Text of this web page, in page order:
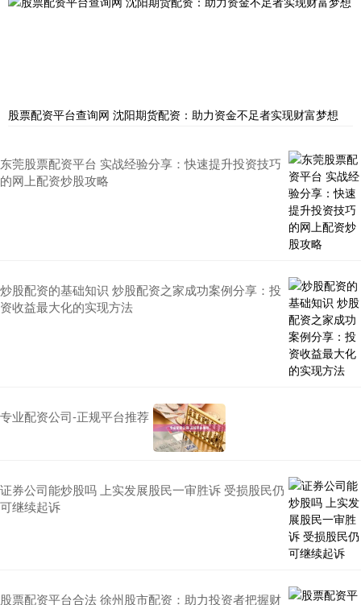
股票配资平台查询网 沈阳期货配资：助力资金不足者实现财富梦想
东莞股票配资平台 实战经验分享：快速提升投资技巧
的网上配资炒股攻略
炒股配资的基础知识 炒股配资之家成功案例分享：投
资收益最大化的实现方法
专业配资公司-正规平台推荐
证券公司能炒股吗 上实发展股民一审胜诉 受损股民仍
可继续起诉
股票配资平台合法 徐州股市配资：助力投资者把握财